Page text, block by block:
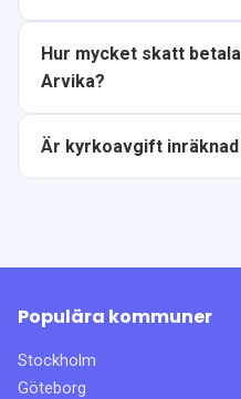
Hur mycket skatt
Arvika?
Är kyrkoavgift
Populära kommuner
Stockholm
Göteborg